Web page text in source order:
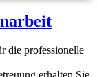
die professionelle
erhalten Sie